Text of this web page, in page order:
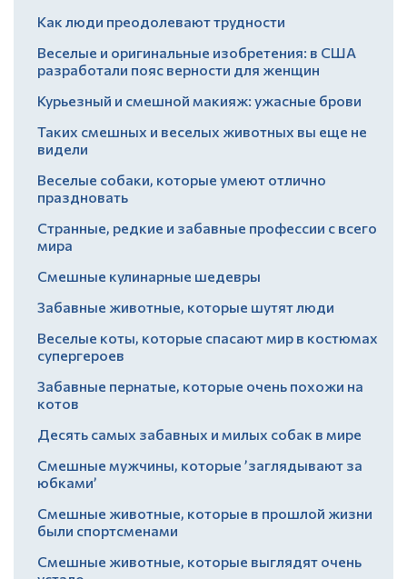
Как люди преодолевают трудности
Веселые и оригинальные изобретения: в США
разработали пояс верности для женщин
Курьезный и смешной макияж: ужасные брови
Таких смешных и веселых животных вы еще не
видели
Веселые собаки, которые умеют отлично
праздновать
Странные, редкие и забавные профессии с всего
мира
Смешные кулинарные шедевры
Забавные животные, которые шутят люди
Веселые коты, которые спасают мир в костюмах
супергероев
Забавные пернатые, которые очень похожи на
котов
Десять самых забавных и милых собак в мире
Смешные мужчины, которые ’заглядывают за
юбками’
Смешные животные, которые в прошлой жизни
были спортсменами
Смешные животные, которые выглядят очень